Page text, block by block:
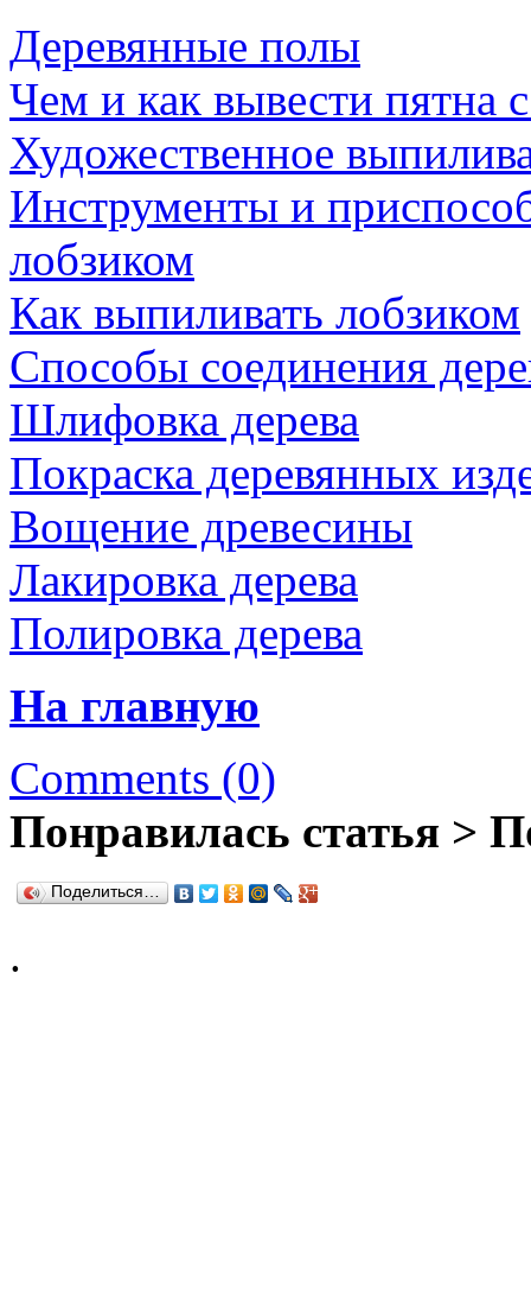
Деревянные полы
Чем и как вывести пятна
Художественное
Инструменты и
лобзиком
Как выпиливать лобзиком
Способы соединения
Шлифовка дерева
Покраска деревянных
Вощение древесины
Лакировка дерева
Полировка дерева
На главную
Comments (0)
Понравилась статья >
Поделиться…
.